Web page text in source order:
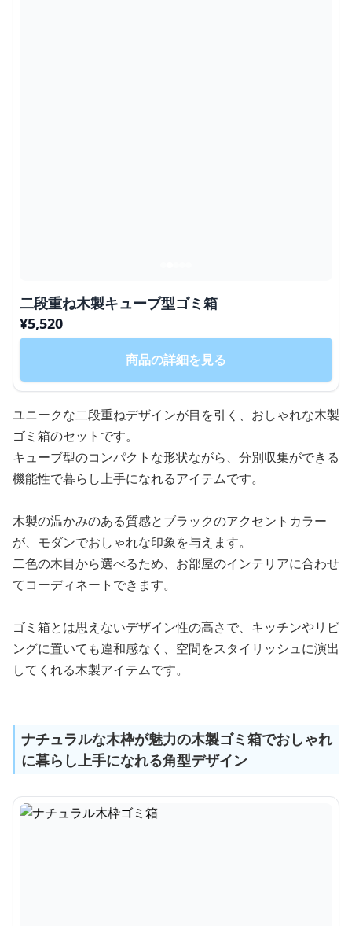
二段重ね木製キューブ型ゴミ箱
¥5,520
商品の詳細を見る
ユニークな二段重ねデザインが目を引く、おしゃれな木製
ゴミ箱のセットです。
キューブ型のコンパクトな形状ながら、分別収集ができる
機能性で暮らし上手になれるアイテムです。
木製の温かみのある質感とブラックのアクセントカラー
が、モダンでおしゃれな印象を与えます。
二色の木目から選べるため、お部屋のインテリアに合わせ
てコーディネートできます。
ゴミ箱とは思えないデザイン性の高さで、キッチンやリビ
ングに置いても違和感なく、空間をスタイリッシュに演出
してくれる木製アイテムです。
ナチュラルな木枠が魅力の木製ゴミ箱でおしゃれ
に暮らし上手になれる角型デザイン